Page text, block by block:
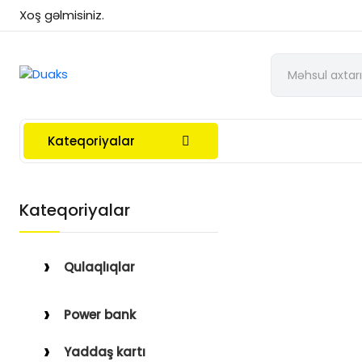
Xoş gəlmisiniz.
Kateqoriyalar
Kateqoriyalar
Qulaqlıqlar
Qulaqüstü
Power bank
Yaddaş kartı